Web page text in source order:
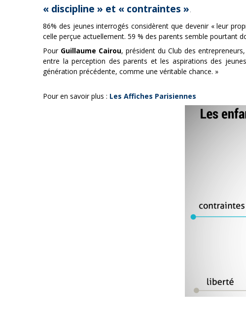
« discipline » et « contraintes ».
86% des jeunes interrogés considèrent que devenir « leur
celle perçue actuellement. 59 % des parents semble pourtant
Pour Guillaume Cairou, président du Club des
entre la perception des parents et les aspirations des
génération précédente, comme une véritable chance. »
Pour en savoir plus : Les Affiches Parisiennes